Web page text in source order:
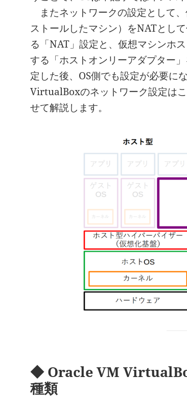
またネットワークの設定として
ストールしたマシン）をNATとし
る「NAT」設定と、仮想マシンホ
する「ホストオンリーアダプター
定した後、OS側でも設定が必要に
VirtualBoxのネットワーク設定は
せて解説します。
◆ Oracle VM
種類